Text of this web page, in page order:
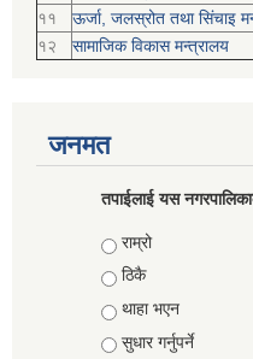
११
ऊर्जा, जलस्रोत तथा सिंचाइ
१२
सामाजिक विकास मन्‍‍त्रालय
जनमत
तपाईलाई यस
Choices
राम्रो
ठिकै
थाहा भएन
सुधार गर्नुपर्ने